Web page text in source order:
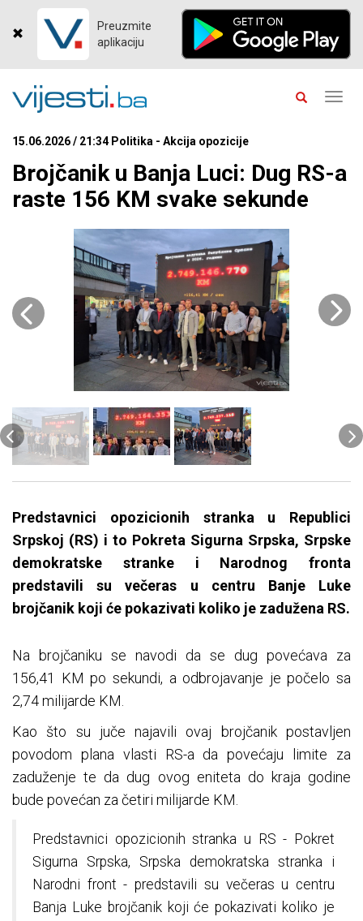
Preuzmite
aplikaciju
15.06.2026 / 21:34 Politika - Akcija opozicije
Brojčanik u Banja Luci: Dug RS-a
raste 156 KM svake sekunde
Predstavnici opozicionih stranka u Republici
Srpskoj (RS) i to Pokreta Sigurna Srpska, Srpske
demokratske stranke i Narodnog fronta
predstavili su večeras u centru Banje Luke
brojčanik koji će pokazivati koliko je zadužena RS.
Na brojčaniku se navodi da se dug povećava za
156,41 KM po sekundi, a odbrojavanje je počelo sa
2,74 milijarde KM.
Kao što su juče najavili ovaj brojčanik postavljen
povodom plana vlasti RS-a da povećaju limite za
zaduženje te da dug ovog eniteta do kraja godine
bude povećan za četiri milijarde KM.
Predstavnici opozicionih stranka u RS - Pokret
Sigurna Srpska, Srpska demokratska stranka i
Narodni front - predstavili su večeras u centru
Banja Luke brojčanik koji će pokazivati koliko je